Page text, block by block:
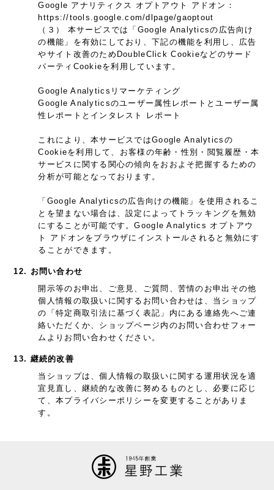
Google アナリティクス オプトアウト アドオン：
https://tools.google.com/dlpage/gaoptout
（３） 本サービスでは「Google Analyticsの広告向け
の機能」を有効にしており、下記の機能を利用し、広告
やサイト改善のためDoubleClick Cookieなどのサード
パーティCookieを利用しています。
Google Analyticsリマーケティング
Google Analyticsのユーザー属性レポートとユーザー属
性レポートとインタレスト レポート
これにより、本サービスではGoogle Analyticsの
Cookieを利用して、お客様の年齢・性別・閲覧履歴・本
サービスに関する関心の傾向をおおよそ把握するための
分析が可能となっております。
「Google Analyticsの広告向けの機能」を使用されるこ
とを望まない場合は、設定によってトラッキングを無効
にすることが可能です。Google Analytics オプトアウ
ト アドオンをブラウザにインストールされると無効にす
ることができます。
12. お問い合わせ
開示等のお申出、ご意見、ご質問、苦情のお申出その他
個人情報の取扱いに関するお問い合わせは、当ショップ
の「特定商取引法に基づく表記」内にある連絡先へご連
絡いただくか、ショップページ内のお問い合わせフォー
ムよりお問い合わせください。
13. 継続的改善
当ショップは、個人情報の取扱いに関する運用状況を適
宜見直し、継続的な改善に努めるものとし、必要に応じ
て、本プライバシーポリシーを変更することがありま
す。